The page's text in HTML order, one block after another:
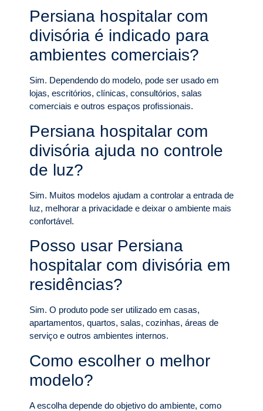
Persiana hospitalar com
divisória é indicado para
ambientes comerciais?
Sim. Dependendo do modelo, pode ser usado em
lojas, escritórios, clínicas, consultórios, salas
comerciais e outros espaços profissionais.
Persiana hospitalar com
divisória ajuda no controle
de luz?
Sim. Muitos modelos ajudam a controlar a entrada de
luz, melhorar a privacidade e deixar o ambiente mais
confortável.
Posso usar Persiana
hospitalar com divisória em
residências?
Sim. O produto pode ser utilizado em casas,
apartamentos, quartos, salas, cozinhas, áreas de
serviço e outros ambientes internos.
Como escolher o melhor
modelo?
A escolha depende do objetivo do ambiente, como